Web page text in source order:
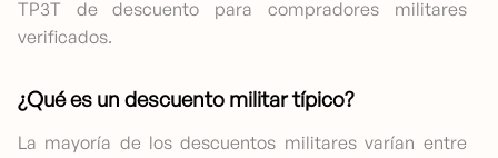
TP3T de descuento para compradores militares
verificados.
¿Qué es un descuento militar típico?
La mayoría de los descuentos militares varían entre